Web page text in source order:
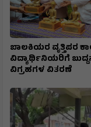
ಬಾಲಕಿಯರ ವೃತ್ತಿಪರ
ವಿದ್ಯಾರ್ಥಿನಿಯರಿಗೆ
ವಿಗ್ರಹಗಳ ವಿತರಣೆ